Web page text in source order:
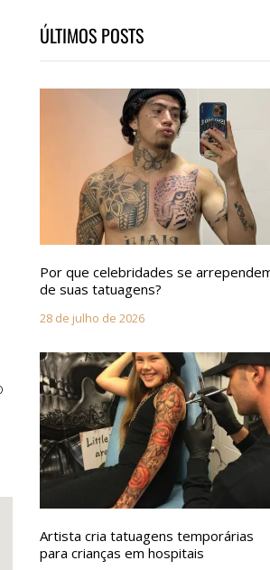
ÚLTIMOS POSTS
Por que celebridades se
de suas tatuagens?
28 de julho de 2026
Artista cria tatuagens temporárias
para crianças em hospitais